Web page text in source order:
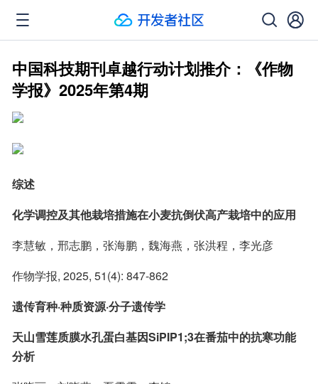
中国科技期刊卓越行动计划推介：《作物
学报》2025年第4期
综述
化学调控及其他栽培措施在小麦抗倒伏高产栽培中的应用
李慧敏，邢志鹏，张海鹏，魏海燕，张洪程，李光彦
作物学报, 2025, 51(4): 847-862
遗传育种·种质资源·分子遗传学
天山雪莲质膜水孔蛋白基因SiPIP1;3在番茄中的抗寒功能
分析